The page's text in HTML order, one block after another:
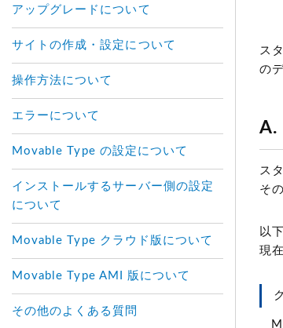
ス
の
A.
ス
そ
以
現
アップグレードについて
サイトの作成・設定について
操作方法について
エラーについて
Movable Type の設定について
インストールするサーバー側の設定
について
Movable Type クラウド版について
Movable Type AMI 版について
その他のよくある質問